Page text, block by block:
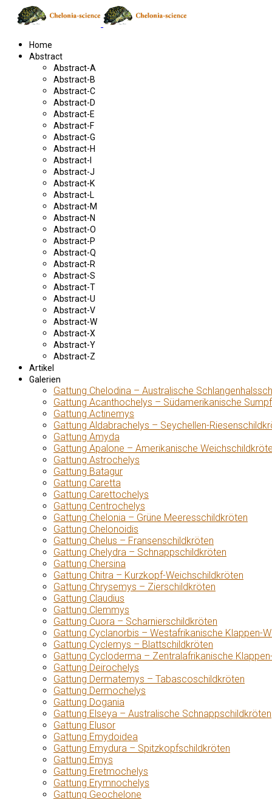
Home
Abstract
Abstract-A
Abstract-B
Abstract-C
Abstract-D
Abstract-E
Abstract-F
Abstract-G
Abstract-H
Abstract-I
Abstract-J
Abstract-K
Abstract-L
Abstract-M
Abstract-N
Abstract-O
Abstract-P
Abstract-Q
Abstract-R
Abstract-S
Abstract-T
Abstract-U
Abstract-V
Abstract-W
Abstract-X
Abstract-Y
Abstract-Z
Artikel
Galerien
Gattung Chelodina – Australische
Gattung Acanthochelys – Südamerikanische
Gattung Actinemys
Gattung Aldabrachelys – Seychellen-
Gattung Amyda
Gattung Apalone – Amerikanische
Gattung Astrochelys
Gattung Batagur
Gattung Caretta
Gattung Carettochelys
Gattung Centrochelys
Gattung Chelonia – Grüne Meeresschildkröten
Gattung Chelonoidis
Gattung Chelus – Fransenschildkröten
Gattung Chelydra – Schnappschildkröten
Gattung Chersina
Gattung Chitra – Kurzkopf-Weichschildkröten
Gattung Chrysemys – Zierschildkröten
Gattung Claudius
Gattung Clemmys
Gattung Cuora – Scharnierschildkröten
Gattung Cyclanorbis – Westafrikanische Klappen-
Gattung Cyclemys – Blattschildkröten
Gattung Cycloderma – Zentralafrikanische
Gattung Deirochelys
Gattung Dermatemys – Tabascoschildkröten
Gattung Dermochelys
Gattung Dogania
Gattung Elseya – Australische Schnappschildkröten
Gattung Elusor
Gattung Emydoidea
Gattung Emydura – Spitzkopfschildkröten
Gattung Emys
Gattung Eretmochelys
Gattung Erymnochelys
Gattung Geochelone